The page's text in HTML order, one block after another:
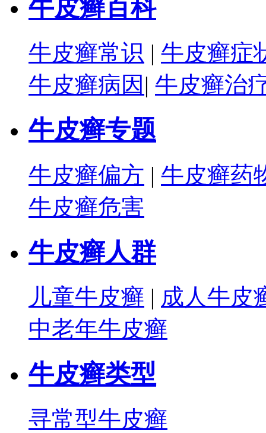
牛皮癣百科
牛皮癣常识 | 牛皮癣症
牛皮癣病因 | 牛皮癣治
牛皮癣专题
牛皮癣偏方 | 牛皮癣药
牛皮癣危害
牛皮癣人群
儿童牛皮癣 | 成人牛皮
中老年牛皮癣
牛皮癣类型
寻常型牛皮癣